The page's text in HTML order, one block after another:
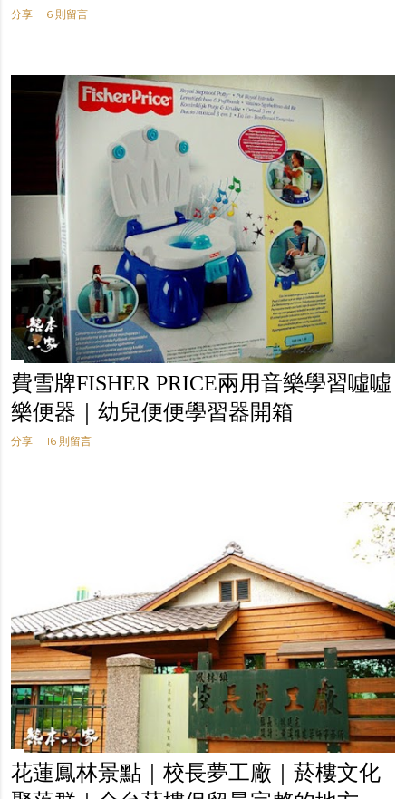
分享 6 則留言
費雪牌FISHER PRICE兩用音樂學習噓噓
樂便器｜幼兒便便學習器開箱
分享 16 則留言
花蓮鳳林景點｜校長夢工廠｜菸樓文化